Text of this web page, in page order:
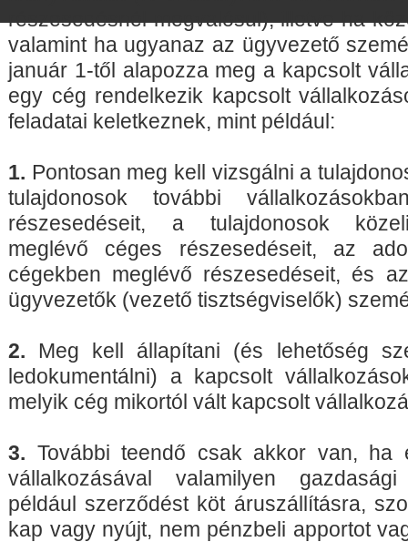
részesedésnél megvalósul), illetve ha
valamint ha ugyanaz az ügyvezető
január 1-től alapozza meg a kapcsolt
egy cég rendelkezik kapcsolt
feladatai keletkeznek, mint például:
1. Pontosan meg kell vizsgálni a
tulajdonosok további
részesedéseit, a tulajdonosok
meglévő céges részesedéseit, az
cégekben meglévő részesedéseit, és
ügyvezetők (vezető tisztségviselők)
2. Meg kell állapítani (és lehetőség
ledokumentálni) a kapcsolt
melyik cég mikortól vált kapcsolt
3. További teendő csak akkor van, ha
vállalkozásával valamilyen
például szerződést köt áruszállításra,
kap vagy nyújt, nem pénzbeli apportot